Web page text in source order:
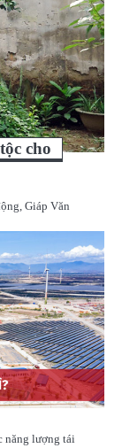
cho
Giáp Văn
năng lượng tái